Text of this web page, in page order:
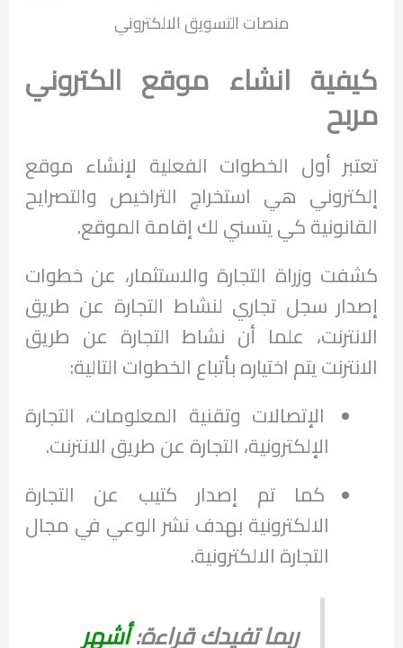
منصات التسويق الالكتروني
كيفية انشاء موقع الكتروني
مربح
تعتبر أول الخطوات الفعلية لإنشاء موقع
إلكتروني هي استخراج التراخيص والتصرايح
القانونية كي يتسني لك إقامة الموقع.
كشفت وزراة التجارة والاستثمار، عن خطوات
إصدار سجل تجاري لنشاط التجارة عن طريق
الانترنت، علما أن نشاط التجارة عن طريق
الانترنت يتم اختياره بأتباع الخطوات التالية:
الإتصالات وتقنية المعلومات، التجارة
الإلكترونية، التجارة عن طريق الانترنت.
كما تم إصدار كتيب عن التجارة
الالكترونية بهدف نشر الوعي في مجال
التجارة الالكترونية.
ربما تفيدك قراءة:أشهر